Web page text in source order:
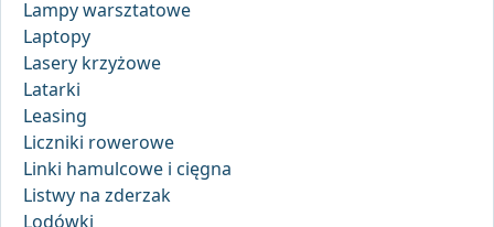
Lampy warsztatowe
Laptopy
Lasery krzyżowe
Latarki
Leasing
Liczniki rowerowe
Linki hamulcowe i cięgna
Listwy na zderzak
Lodówki